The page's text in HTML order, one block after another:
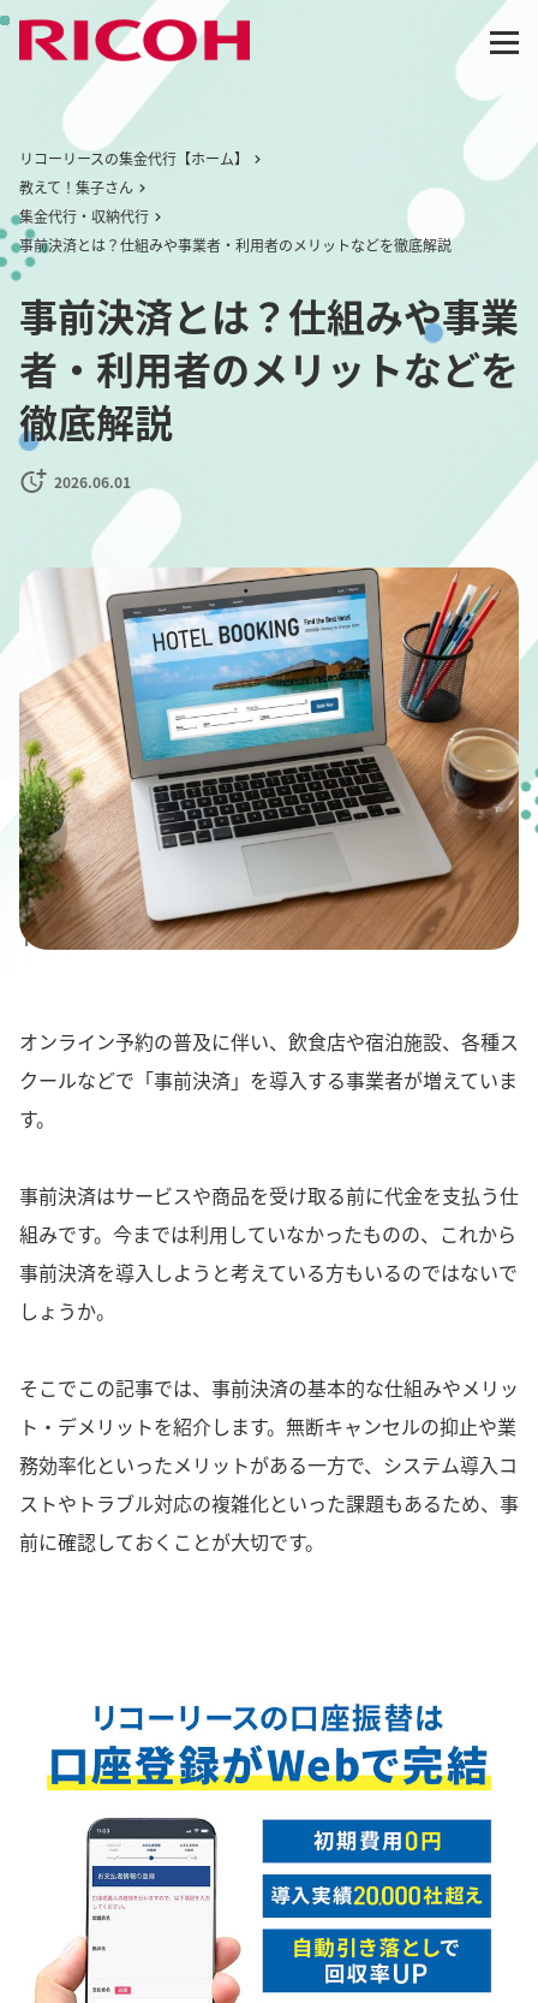
リコーリースの集金代行【ホーム】
教えて！集子さん
集金代行・収納代行
事前決済とは？仕組みや事業者・利用者のメリットなどを徹底解説
事前決済とは？仕組みや事業
者・利用者のメリットなどを
徹底解説
2026.06.01
" alt="事前決済とは？仕組みや事業者・利用者のメリッ
トなどを徹底解説">
オンライン予約の普及に伴い、飲食店や宿泊施設、各種ス
クールなどで「事前決済」を導入する事業者が増えていま
す。
事前決済はサービスや商品を受け取る前に代金を支払う仕
組みです。今までは利用していなかったものの、これから
事前決済を導入しようと考えている方もいるのではないで
しょうか。
そこでこの記事では、事前決済の基本的な仕組みやメリッ
ト・デメリットを紹介します。無断キャンセルの抑止や業
務効率化といったメリットがある一方で、システム導入コ
ストやトラブル対応の複雑化といった課題もあるため、事
前に確認しておくことが大切です。